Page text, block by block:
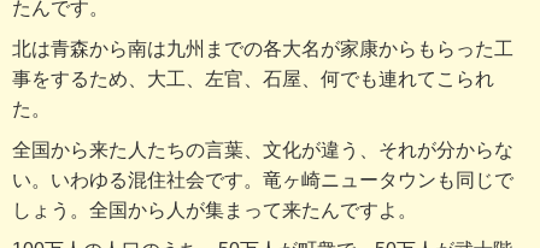
たんです。
北は青森から南は九州までの各大名が家康からもらった工
事をするため、大工、左官、石屋、何でも連れてこられ
た。
全国から来た人たちの言葉、文化が違う、それが分からな
い。いわゆる混住社会です。竜ヶ崎ニュータウンも同じで
しょう。全国から人が集まって来たんですよ。